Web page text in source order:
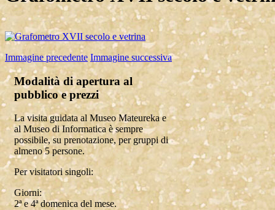
Immagine precedente Immagine successiva
Modalità di apertura al
pubblico e prezzi
La visita guidata al Museo Mateureka e
al Museo di Informatica è sempre
possibile, su prenotazione, per gruppi di
almeno 5 persone.
Per visitatori singoli:
Giorni:
2ª e 4ª domenica del mese.